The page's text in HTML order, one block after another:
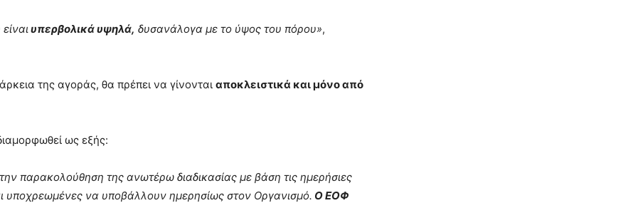
υπερβολικά υψηλά, δυσανάλογα με το ύψος του πόρου»,
της αγοράς, θα πρέπει να γίνονται αποκλειστικά και μόνο από
ως εξής:
παρακολούθηση της ανωτέρω διαδικασίας με βάση τις ημερήσιες
υποχρεωμένες να υποβάλλουν ημερησίως στον Οργανισμό. Ο ΕΟΦ